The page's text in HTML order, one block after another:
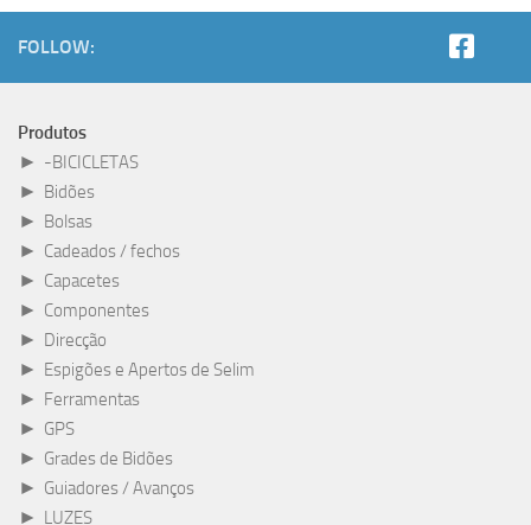
FOLLOW:
Produtos
► -BICICLETAS
► Bidões
► Bolsas
► Cadeados / fechos
► Capacetes
► Componentes
► Direcção
► Espigões e Apertos de Selim
► Ferramentas
► GPS
► Grades de Bidões
► Guiadores / Avanços
► LUZES